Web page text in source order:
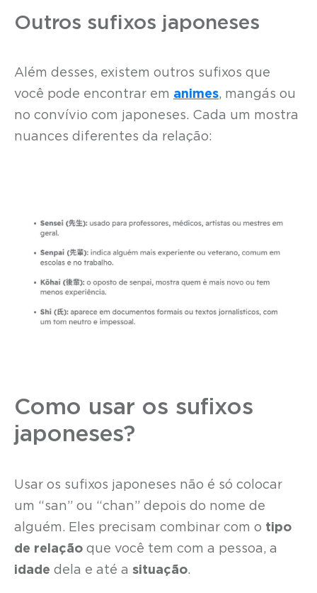
Outros sufixos japoneses
Além desses, existem outros sufixos que
você pode encontrar em animes, mangás ou
no convívio com japoneses. Cada um mostra
nuances diferentes da relação:
Como usar os sufixos
japoneses?
Usar os sufixos japoneses não é só colocar
um “san” ou “chan” depois do nome de
alguém. Eles precisam combinar com o tipo
de relação que você tem com a pessoa, a
idade dela e até a situação.